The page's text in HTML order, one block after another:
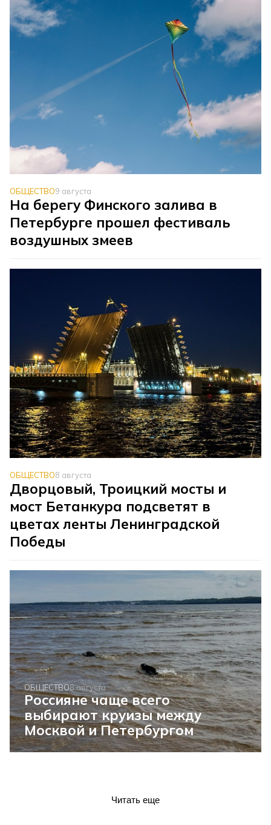
ОБЩЕСТВО9 августа
На берегу Финского залива в
Петербурге прошел фестиваль
воздушных змеев
ОБЩЕСТВО8 августа
Дворцовый, Троицкий мосты и
мост Бетанкура подсветят в
цветах ленты Ленинградской
Победы
ОБЩЕСТВО8 августа
Россияне чаще всего
выбирают круизы между
Москвой и Петербургом
Читать еще